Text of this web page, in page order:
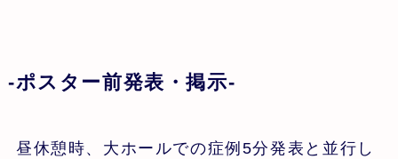
-ポスター前発表・掲示-
昼休憩時、大ホールでの症例5分発表と並行し